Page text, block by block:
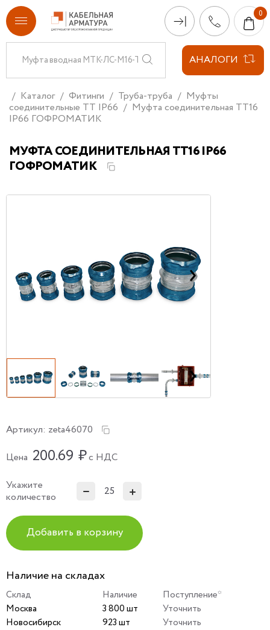
АНАЛОГИ
Каталог Фитинги Труба-труба
Муфты
соединительные ТТ IP66
Муфта соединительная ТТ16
IP66 ГОФРОМАТИК
МУФТА СОЕДИНИТЕЛЬНАЯ ТТ16 IP66
ГОФРОМАТИК
Артикул: zeta46070
Цена 200.69 ₽с НДС
Укажите
количество
Добавить в корзину
Наличие на складах
Склад Наличие
Поступление*
Москва
3 800 шт
Уточнить
Новосибирск
923 шт Уточнить